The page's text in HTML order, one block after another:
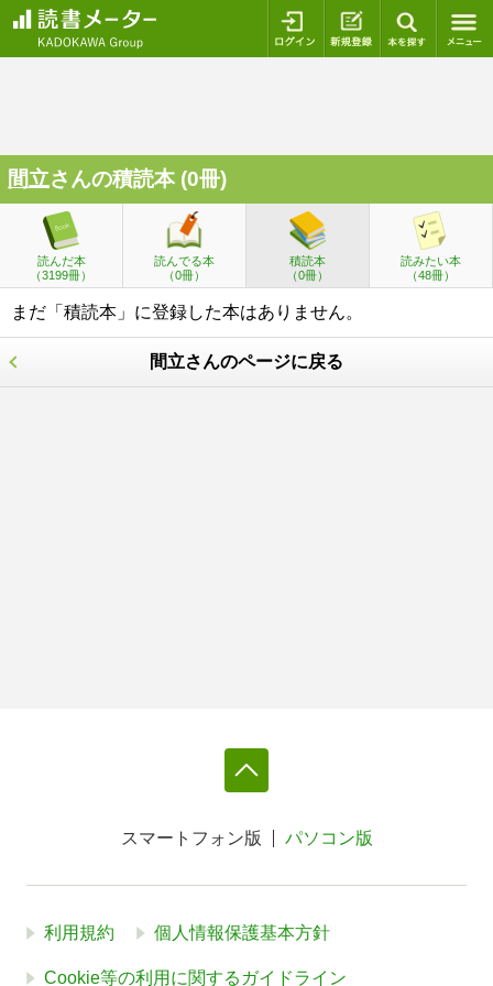
ログイン 新規登録
間立さんの積読本 (0冊)
読んだ本
（3199冊）
読んでる本
（0冊）
積読本
（0冊）
読みたい本
（48冊）
まだ「積読本」に登録した本はありません。
間立さんのページに戻る
スマートフォン版 パソコン版
利用規約 個人情報保護基本方針
Cookie等の利用に関するガイドライン